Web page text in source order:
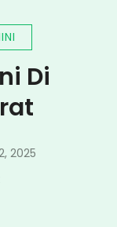
Di
2025
on